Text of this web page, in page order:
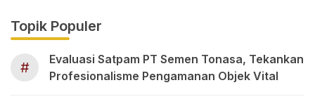
Topik Populer
#
Evaluasi Satpam PT Semen Tonasa, Tekankan
Profesionalisme Pengamanan Objek Vital